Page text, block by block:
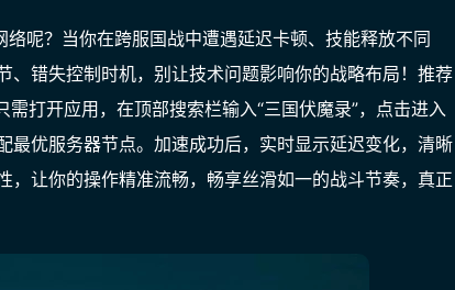
呢？当你在跨服国战中遭遇延迟卡顿、技能释放不同
、错失控制时机，别让技术问题影响你的战略布局！推荐
打开应用，在顶部搜索栏输入“三国伏魔录”，点击进入
最优服务器节点。加速成功后，实时显示延迟变化，清晰
，让你的操作精准流畅，畅享丝滑如一的战斗节奏，真正